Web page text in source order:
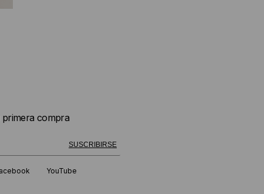
compra
SUSCRIBIRSE
YouTube